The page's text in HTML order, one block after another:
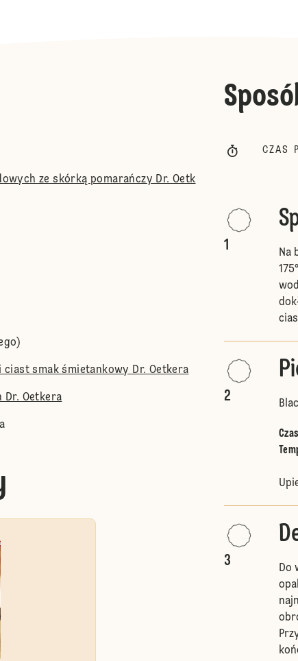
ze skórką pomarańczy Dr. Oetk
smak śmietankowy Dr. Oetkera
Dr. Oetkera
CZAS
1
Na
2
3
Do